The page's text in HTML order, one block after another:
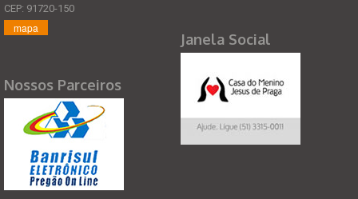
CEP: 91720-150
mapa
Nossos Parceiros
Janela Social